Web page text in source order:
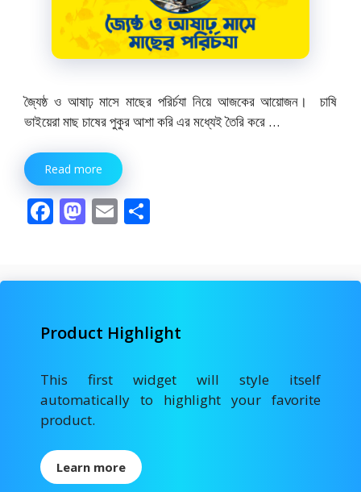
জ্যৈষ্ঠ ও আষাঢ় মাসে মাছের পরির্চযা নিয়ে আজকের আয়োজন। চাষি
ভাইয়েরা মাছ চাষের পুকুর আশা করি এর মধ্যেই তৈরি করে …
Read more
F
ac
b
o
M
as
d
n
E
m
l e
Product Highlight
This first widget will style itself
automatically to highlight your favorite
product.
Learn more